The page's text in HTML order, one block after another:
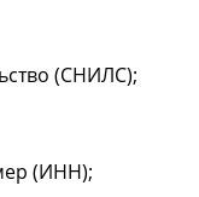
(СНИЛС);
(ИНН);